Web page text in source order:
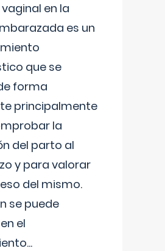
en la
es un
que se
forma
principalmente
la
del parto al
y para valorar
del mismo.
se puede
el
...